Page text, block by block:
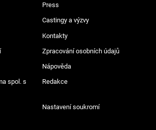
Press
Castingy a výzvy
Kontakty
Zpracování osobních údajů
Nápověda
spol. s
Redakce
Nastavení soukromí